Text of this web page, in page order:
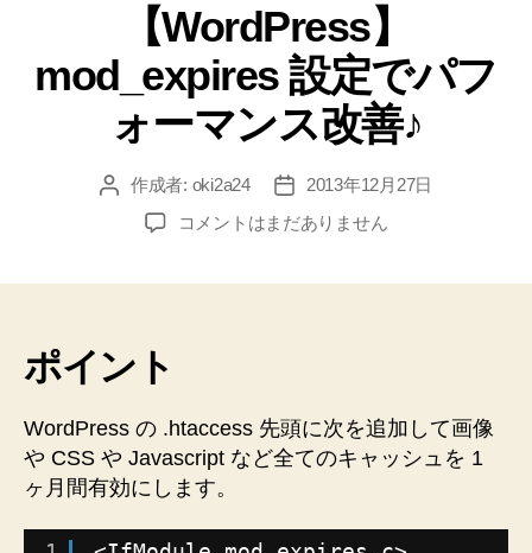
ゴ
リ
ー
【WordPress】
mod_expires 設定でパフ
ォーマンス改善♪
投 作成者: oki2a24
投
稿
日
2013年12月27日
【WordPress】
ー
マ
ン
改
コメントはまだありません
ポイント
WordPress の .htaccess 先頭に次を追加して画像
や CSS や Javascript など全てのキャッシュを 1
ヶ月間有効にします。